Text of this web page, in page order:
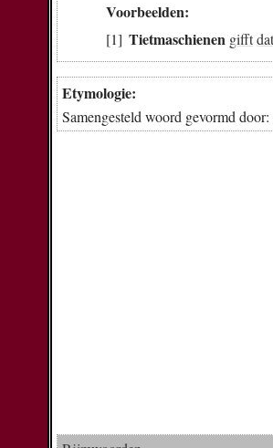
Voorbeelden:
Tietmaschienen gifft
Etymologie:
Samengesteld woord gevormd door: